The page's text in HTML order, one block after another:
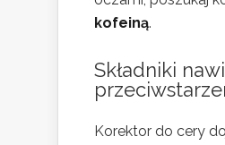
kofeiną.
Składniki
Korektor do cery